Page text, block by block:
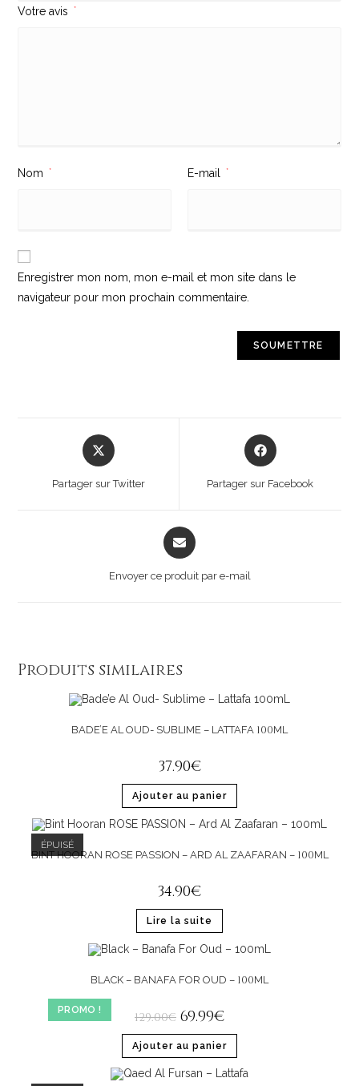
Votre avis *
Nom * E-mail *
Enregistrer mon nom, mon e-mail et mon site dans le
navigateur pour mon prochain commentaire.
Partager sur Twitter Partager sur Facebook
Envoyer ce produit par e-mail
Produits similaires
BADE’E AL OUD- SUBLIME – LATTAFA 100ML
37.90€
Ajouter au panier
ÉPUISÉ
BINT HOORAN ROSE PASSION – ARD AL ZAAFARAN – 100ML
34.90€
Lire la suite
PROMO !
BLACK – BANAFA FOR OUD – 100ML
129.00€ 69.99€
Ajouter au panier